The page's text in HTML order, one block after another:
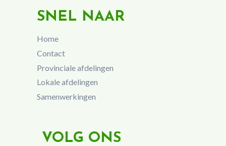
SNEL NAAR
Home
Contact
Provinciale afdelingen
Lokale afdelingen
Samenwerkingen
VOLG ONS